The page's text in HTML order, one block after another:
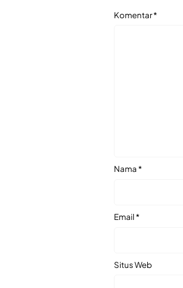
Komentar*
Nama*
Email*
Situs Web